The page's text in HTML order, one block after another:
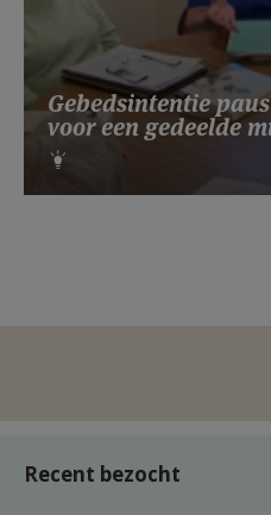
Gebedsintentie
voor een gedeelde
Recent bezocht